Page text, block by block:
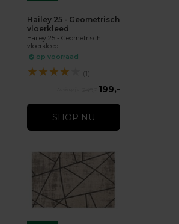
Hailey 25 - Geometrisch
vloerkleed
Hailey 25 - Geometrisch
vloerkleed
op voorraad
★★★★ (1)
199,-
SHOP NU